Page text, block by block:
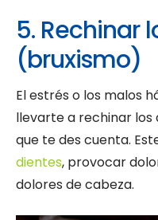
5. Rechinar
(bruxismo)
El estrés o los malos
llevarte a rechinar los
que te des cuenta.
dientes, provocar
dolores de cabeza.